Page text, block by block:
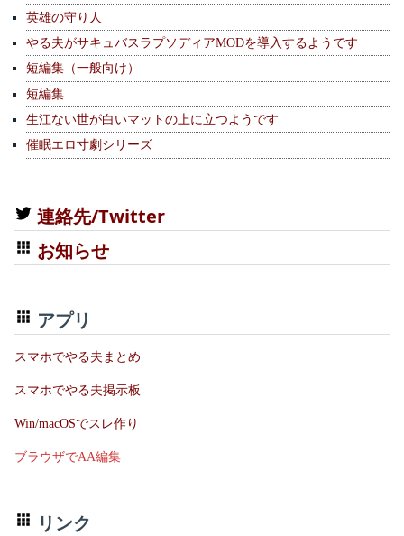
英雄の守り人
やる夫がサキュバスラプソディアMODを導入するようです
短編集（一般向け）
短編集
生江ない世が白いマットの上に立つようです
催眠エロ寸劇シリーズ
連絡先/Twitter
お知らせ
アプリ
スマホでやる夫まとめ
スマホでやる夫掲示板
Win/macOSでスレ作り
ブラウザでAA編集
リンク